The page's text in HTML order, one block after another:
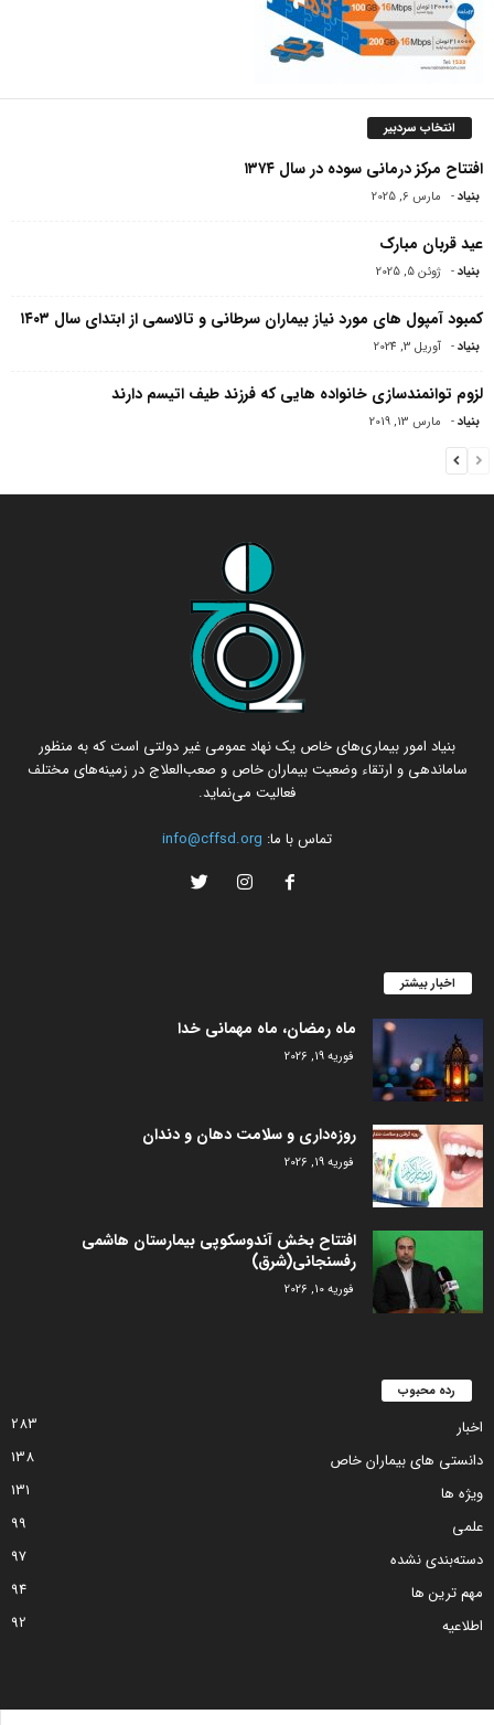
انتخاب سردبیر
افتتاح مرکز درمانی سوده در سال ۱۳۷۴
بنیاد- مارس 6, 2025
عید قربان مبارک
بنیاد- ژوئن 5, 2025
کمبود آمپول های مورد نیاز بیماران سرطانی و تالاسمی از ابتدای سال ۱۴۰۳
بنیاد- آوریل 3, 2024
لزوم توانمندسازی خانواده هایی که فرزند طیف اتیسم دارند
بنیاد- مارس 13, 2019
بنیاد امور بیماری‌های خاص یک نهاد عمومی غیر دولتی است که به منظور
ساماندهی و ارتقاء وضعیت بیماران خاص و صعب‌العلاج در زمینه‌های مختلف
فعالیت می‌نماید.
تماس با ما: info@cffsd.org
اخبار بیشتر
ماه رمضان، ماه مهمانی خدا
فوریه 19, 2026
روزه‌داری و سلامت دهان و دندان
فوریه 19, 2026
افتتاح بخش آندوسکوپی بیمارستان هاشمی
رفسنجانی(شرق)
فوریه 10, 2026
رده محبوب
اخبار
283
دانستی های بیماران خاص
138
ویژه ها
131
علمی
99
دسته‌بندی نشده
97
مهم ترین ها
94
اطلاعیه
92